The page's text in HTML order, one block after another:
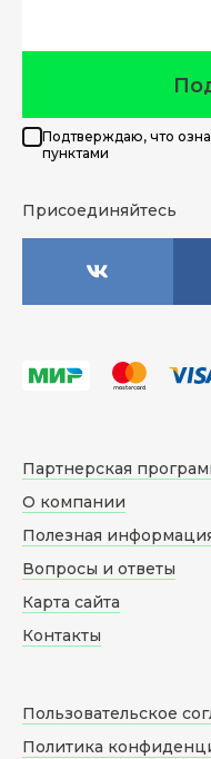
Подтверждаю, что
пунктами
Присоединяйтесь
Партнерская
О компании
Полезная
Вопросы и ответы
Карта сайта
Контакты
Пользовательское
Политика